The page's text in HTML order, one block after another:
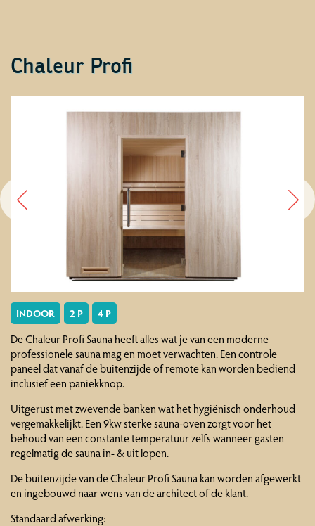
Chaleur Profi
INDOOR 2 P 4 P
De Chaleur Profi Sauna heeft alles wat je van een moderne
professionele sauna mag en moet verwachten. Een controle
paneel dat vanaf de buitenzijde of remote kan worden bediend
inclusief een paniekknop.
Uitgerust met zwevende banken wat het hygiënisch onderhoud
vergemakkelijkt. Een 9kw sterke sauna-oven zorgt voor het
behoud van een constante temperatuur zelfs wanneer gasten
regelmatig de sauna in- & uit lopen.
De buitenzijde van de Chaleur Profi Sauna kan worden afgewerkt
en ingebouwd naar wens van de architect of de klant.
Standaard afwerking: